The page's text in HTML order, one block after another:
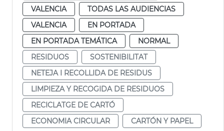
VALENCIA
TODAS LAS AUDIENCIAS
VALENCIA
EN PORTADA
EN PORTADA TEMÁTICA
NORMAL
RESIDUOS
SOSTENIBILITAT
NETEJA I RECOLLIDA DE RESIDUS
LIMPIEZA Y RECOGIDA DE RESIDUOS
RECICLATGE DE CARTÓ
ECONOMIA CIRCULAR
CARTÓN Y PAPEL